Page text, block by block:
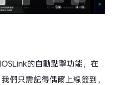
的自動點擊功能，在
們只需記得偶爾上線簽到，